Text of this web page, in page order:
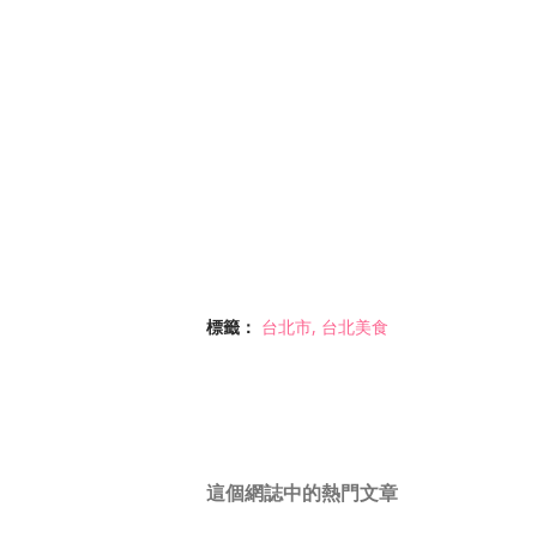
標籤： 台北市 台北美食
這個網誌中的熱門文章